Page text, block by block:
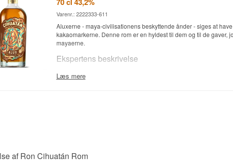
Varenr.: 2222333-611
Aluxerne - maya-civilisationens beskyttende ånder - siges at
kakaomarkerne. Denne rom er en hyldest til dem og til de gaver,
mayaerne.
Ekspertens beskrivelse
Cihuatán Alux 15 år er en Rom de El Salvador fra Cihuatán,
fineste ingredienser med 15 års lagring for at skabe en sjælden og
der hylder den gamle maya-civilisation i El Salvador.
Læs mere
af Ron Cihuatán Rom